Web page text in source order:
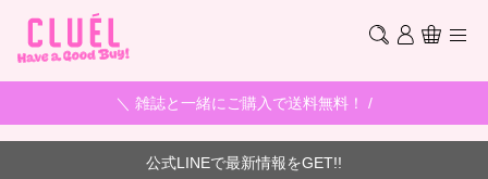
＼ 雑誌と一緒にご購入で送料無料！ /
公式LINEで最新情報をGET!!